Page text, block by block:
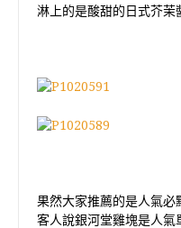
淋上的是酸甜的日式芥茉
果然大家推薦的是人氣必
客人說銀河堂雞塊是人氣